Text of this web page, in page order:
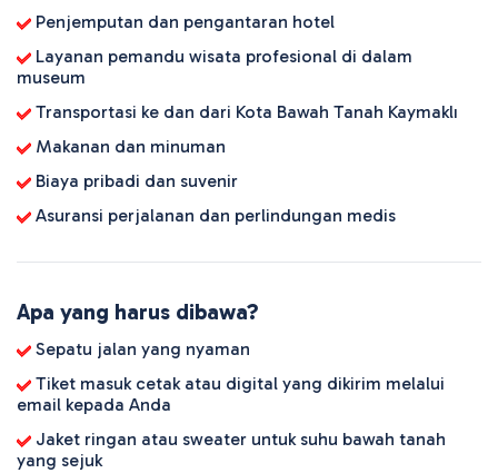
Penjemputan dan pengantaran hotel
Layanan pemandu wisata profesional di dalam
museum
Transportasi ke dan dari Kota Bawah Tanah Kaymaklı
Makanan dan minuman
Biaya pribadi dan suvenir
Asuransi perjalanan dan perlindungan medis
Apa yang harus dibawa?
Sepatu jalan yang nyaman
Tiket masuk cetak atau digital yang dikirim melalui
email kepada Anda
Jaket ringan atau sweater untuk suhu bawah tanah
yang sejuk